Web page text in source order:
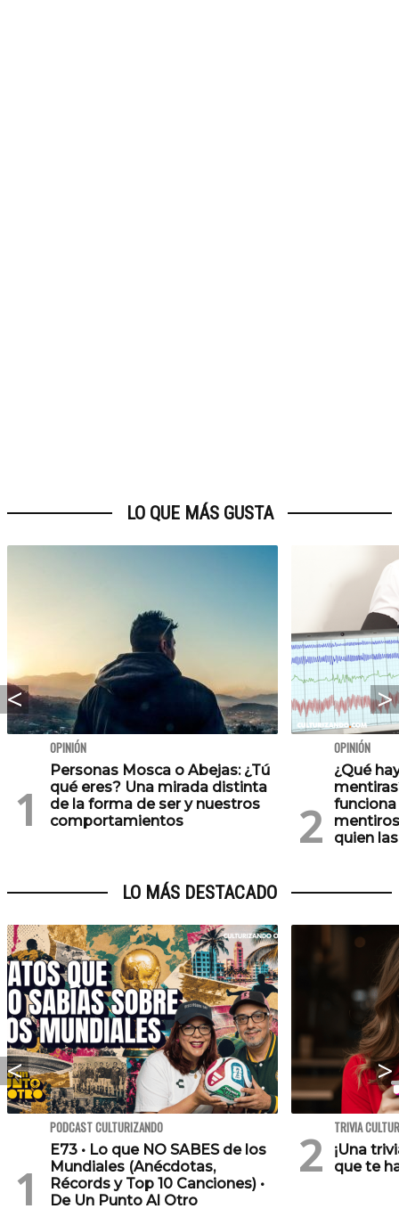
LO QUE MÁS GUSTA
OPINIÓN
Personas Mosca o Abejas: ¿Tú
qué eres? Una mirada distinta
de la forma de ser y nuestros
comportamientos
OPINIÓN
¿Qué
quien
LO MÁS DESTACADO
PODCAST CULTURIZANDO
E73 • Lo que NO SABES de los
Mundiales (Anécdotas,
Récords y Top 10 Canciones) •
De Un Punto Al Otro
TRIVIA
¡Una
que te